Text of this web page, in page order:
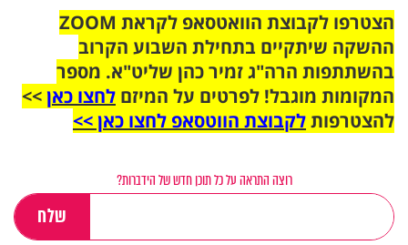
הצטרפו לקבוצת הוואטסאפ לקראת ZOOM
ההשקה שיתקיים בתחילת השבוע הקרוב
בהשתתפות הרה"ג זמיר כהן שליט"א. מספר
המקומות מוגבל! לפרטים על המיזם לחצו כאן>>
להצטרפותלקבוצת הווטסאפ לחצו כאן >>
רוצה התראה על כל תוכן חדש של הידברות?